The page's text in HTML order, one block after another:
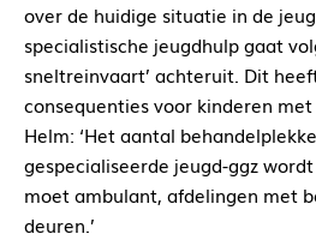
over de huidige situatie in de
specialistische jeugdhulp gaat
sneltreinvaart’ achteruit. Dit
consequenties voor kinderen
Helm: ‘Het aantal
gespecialiseerde jeugd-ggz
moet ambulant, afdelingen met
deuren.’